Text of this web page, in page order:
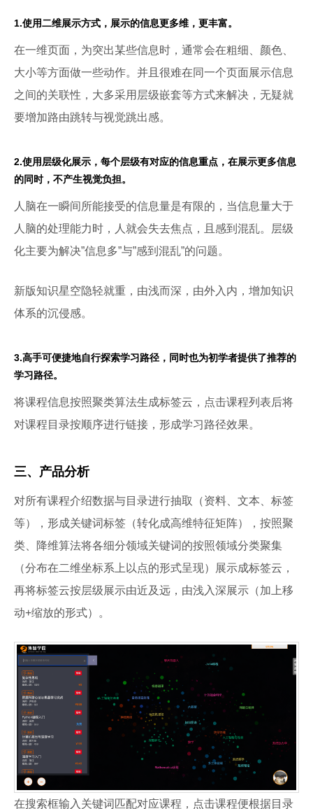
1.使用二维展示方式，展示的信息更多维，更丰富。
在一维页面，为突出某些信息时，通常会在粗细、颜色、
大小等方面做一些动作。并且很难在同一个页面展示信息
之间的关联性，大多采用层级嵌套等方式来解决，无疑就
要增加路由跳转与视觉跳出感。
2.使用层级化展示，每个层级有对应的信息重点，在展示更多信息
的同时，不产生视觉负担。
人脑在一瞬间所能接受的信息量是有限的，当信息量大于
人脑的处理能力时，人就会失去焦点，且感到混乱。层级
化主要为解决”信息多”与”感到混乱”的问题。
新版知识星空隐轻就重，由浅而深，由外入内，增加知识
体系的沉侵感。
3.高手可便捷地自行探索学习路径，同时也为初学者提供了推荐的
学习路径。
将课程信息按照聚类算法生成标签云，点击课程列表后将
对课程目录按顺序进行链接，形成学习路径效果。
三、产品分析
对所有课程介绍数据与目录进行抽取（资料、文本、标签
等），形成关键词标签（转化成高维特征矩阵），按照聚
类、降维算法将各细分领域关键词的按照领域分类聚集
（分布在二维坐标系上以点的形式呈现）展示成标签云，
再将标签云按层级展示由近及远，由浅入深展示（加上移
动+缩放的形式）。
在搜索框输入关键词匹配对应课程，点击课程便根据目录